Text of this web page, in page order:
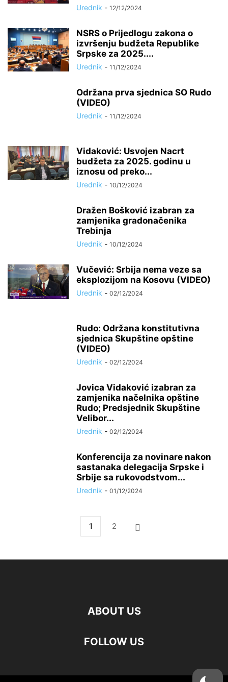
Urednik - 12/12/2024
NSRS o Prijedlogu zakona o
izvršenju budžeta Republike
Srpske za 2025....
Urednik - 11/12/2024
Održana prva sjednica SO Rudo
(VIDEO)
Urednik - 11/12/2024
Vidaković: Usvojen Nacrt
budžeta za 2025. godinu u
iznosu od preko...
Urednik - 10/12/2024
Dražen Bošković izabran za
zamjenika gradonačenika
Trebinja
Urednik - 10/12/2024
Vučević: Srbija nema veze sa
eksplozijom na Kosovu (VIDEO)
Urednik - 02/12/2024
Rudo: Održana konstitutivna
sjednica Skupštine opštine
(VIDEO)
Urednik - 02/12/2024
Jovica Vidaković izabran za
zamjenika načelnika opštine
Rudo; Predsjednik Skupštine
Velibor...
Urednik - 02/12/2024
Konferencija za novinare nakon
sastanaka delegacija Srpske i
Srbije sa rukovodstvom...
Urednik - 01/12/2024
1 2
ABOUT US
FOLLOW US